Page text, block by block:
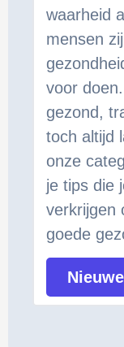
waarheid
mensen
voor
gezond,
toch altijd
onze
je tips die
verkrijgen
goede